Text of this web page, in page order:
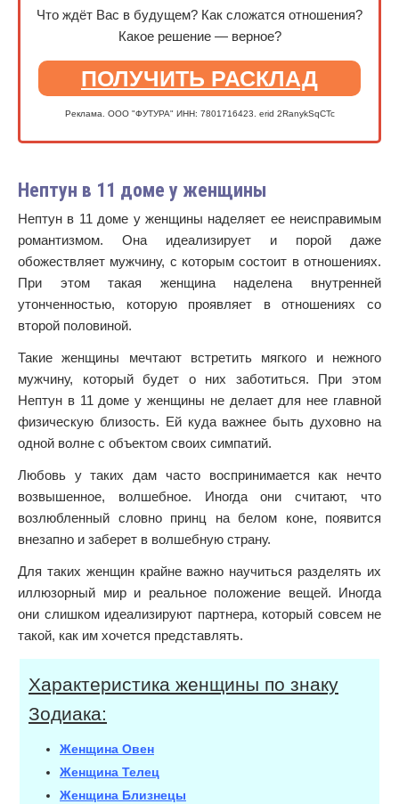
Что ждёт Вас в будущем? Как сложатся отношения?
Какое решение — верное?
ПОЛУЧИТЬ РАСКЛАД
Реклама. ООО "ФУТУРА" ИНН: 7801716423. erid 2RanykSqCTc
Нептун в 11 доме у женщины
Нептун в 11 доме у женщины наделяет ее неисправимым
романтизмом. Она идеализирует и порой даже
обожествляет мужчину, с которым состоит в отношениях.
При этом такая женщина наделена внутренней
утонченностью, которую проявляет в отношениях со
второй половиной.
Такие женщины мечтают встретить мягкого и нежного
мужчину, который будет о них заботиться. При этом
Нептун в 11 доме у женщины не делает для нее главной
физическую близость. Ей куда важнее быть духовно на
одной волне с объектом своих симпатий.
Любовь у таких дам часто воспринимается как нечто
возвышенное, волшебное. Иногда они считают, что
возлюбленный словно принц на белом коне, появится
внезапно и заберет в волшебную страну.
Для таких женщин крайне важно научиться разделять их
иллюзорный мир и реальное положение вещей. Иногда
они слишком идеализируют партнера, который совсем не
такой, как им хочется представлять.
Характеристика женщины по знаку
Зодиака:
Женщина Овен
Женщина Телец
Женщина Близнецы